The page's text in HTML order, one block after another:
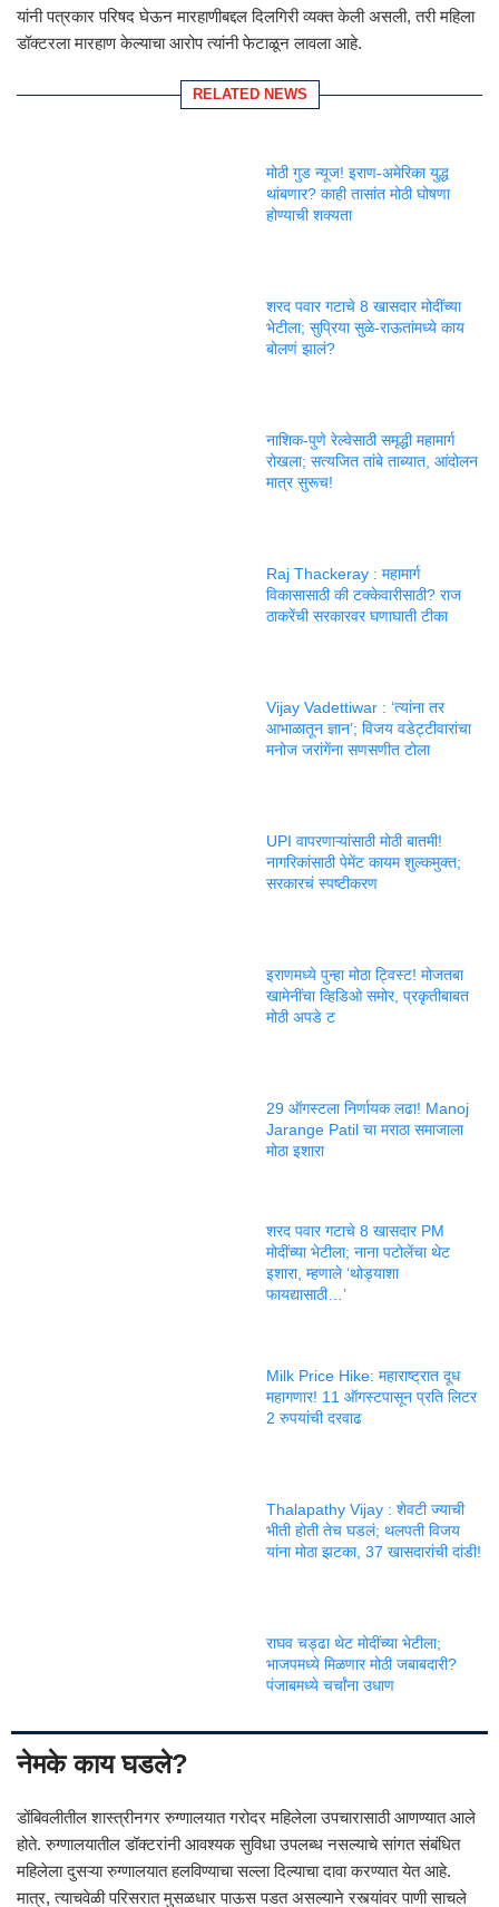
यांनी पत्रकार परिषद घेऊन मारहाणीबद्दल दिलगिरी व्यक्त केली असली, तरी महिला
डॉक्टरला मारहाण केल्याचा आरोप त्यांनी फेटाळून लावला आहे.
RELATED NEWS
मोठी गुड न्यूज! इराण-अमेरिका युद्ध
थांबणार? काही तासांत मोठी घोषणा
होण्याची शक्यता
शरद पवार गटाचे 8 खासदार मोदींच्या
भेटीला; सुप्रिया सुळे-राऊतांमध्ये काय
बोलणं झालं?
नाशिक-पुणे रेल्वेसाठी समृद्धी महामार्ग
रोखला; सत्यजित तांबे ताब्यात, आंदोलन
मात्र सुरूच!
Raj Thackeray : महामार्ग
विकासासाठी की टक्केवारीसाठी? राज
ठाकरेंची सरकारवर घणाघाती टीका
Vijay Vadettiwar : ‘त्यांना तर
आभाळातून ज्ञान’; विजय वडेट्टीवारांचा
मनोज जरांगेंना सणसणीत टोला
UPI वापरणाऱ्यांसाठी मोठी बातमी!
नागरिकांसाठी पेमेंट कायम शुल्कमुक्त;
सरकारचं स्पष्टीकरण
इराणमध्ये पुन्हा मोठा ट्विस्ट! मोजतबा
खामेनींचा व्हिडिओ समोर, प्रकृतीबाबत
मोठी अपडे ट
29 ऑगस्टला निर्णायक लढा! Manoj
Jarange Patil चा मराठा समाजाला
मोठा इशारा
शरद पवार गटाचे 8 खासदार PM
मोदींच्या भेटीला; नाना पटोलेंचा थेट
इशारा, म्हणाले ‘थोड्याशा
फायद्यासाठी…’
Milk Price Hike: महाराष्ट्रात दूध
महागणार! 11 ऑगस्टपासून प्रति लिटर
2 रुपयांची दरवाढ
Thalapathy Vijay : शेवटी ज्याची
भीती होती तेच घडलं; थलपती विजय
यांना मोठा झटका, 37 खासदारांची दांडी!
राघव चड्ढा थेट मोदींच्या भेटीला;
भाजपमध्ये मिळणार मोठी जबाबदारी?
पंजाबमध्ये चर्चांना उधाण
नेमके काय घडले?
डोंबिवलीतील शास्त्रीनगर रुग्णालयात गरोदर महिलेला उपचारासाठी आणण्यात आले
होते. रुग्णालयातील डॉक्टरांनी आवश्यक सुविधा उपलब्ध नसल्याचे सांगत संबंधित
महिलेला दुसऱ्या रुग्णालयात हलविण्याचा सल्ला दिल्याचा दावा करण्यात येत आहे.
मात्र, त्याचवेळी परिसरात मुसळधार पाऊस पडत असल्याने रस्त्यांवर पाणी साचले